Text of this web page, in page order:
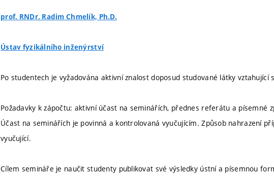
prof. RNDr. Radim Chmelík, Ph.D.
Ústav fyzikálního inženýrství
Po studentech je vyžadována aktivní znalost doposud studované látky vztahující
Požadavky k zápočtu: aktivní účast na seminářích, přednes referátu a písemné
Účast na seminářích je povinná a kontrolovaná vyučujícím. Způsob nahrazení
vyučující.
Cílem semináře je naučit studenty publikovat své výsledky ústní a písemnou